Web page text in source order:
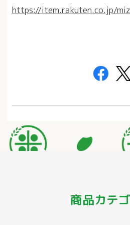
https://item.rakuten.co.jp/
商品カテ